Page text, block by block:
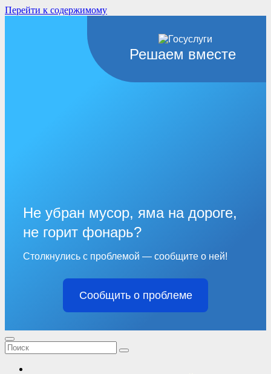
Перейти к содержимому
Решаем вместе
Не убран мусор, яма на дороге,
не горит фонарь?
Столкнулись с проблемой — сообщите о ней!
Сообщить о проблеме